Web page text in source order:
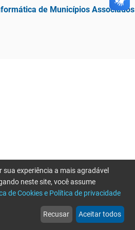
de Municípios Associados
web
Notícias
more_horiz
Mais
experiência a mais agradável
neste site, você assume
de Cookies e Política de privacidade
Recusar Aceitar todos